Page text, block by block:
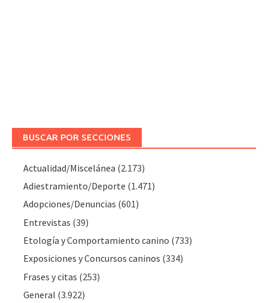
BUSCAR POR SECCIONES
Actualidad/Miscelánea (2.173)
Adiestramiento/Deporte (1.471)
Adopciones/Denuncias (601)
Entrevistas (39)
Etología y Comportamiento canino (733)
Exposiciones y Concursos caninos (334)
Frases y citas (253)
General (3.922)